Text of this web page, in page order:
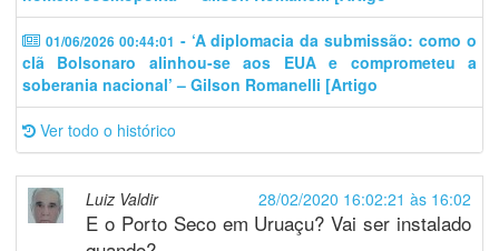
01/06/2026 00:44:01 - ‘A diplomacia da submissão: como o
clã Bolsonaro alinhou-se aos EUA e comprometeu a
soberania nacional’ – Gilson Romanelli [Artigo
Ver todo o histórico
28/02/2020 16:02:21 às 16:02
Luiz Valdir
E o Porto Seco em Uruaçu? Vai ser instalado